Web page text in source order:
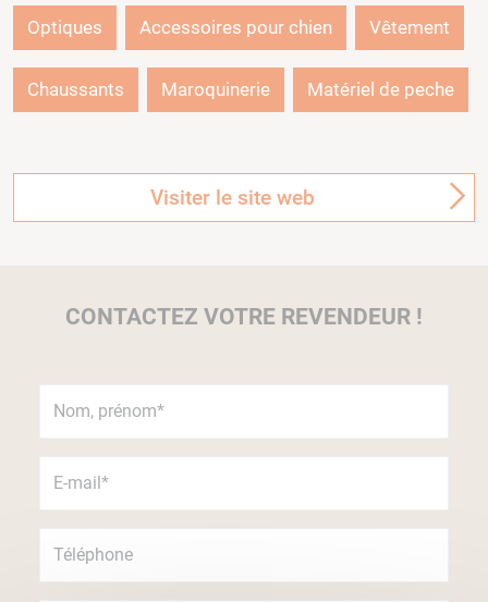
Optiques Accessoires pour chien Vêtement
Chaussants Maroquinerie Matériel de peche
Visiter le site web
CONTACTEZ VOTRE REVENDEUR !